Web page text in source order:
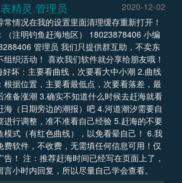
精灵.管理员
2020-12-02
常情况在我的设置里面清理缓存重新打开！
（注明钓鱼赶海地区） 18023878406 小编
管理员 我们只提供群互助，不卖东
组织活动！ 喜欢我们软件就分享给朋友哦！
好坏：主要看曲线，次要看大中小潮 2.曲线
根据位置，主要看最低点，次要看落差，最
准备涨潮 3.确实不知道什么时候去赶海就看
海（日期旁边的潮报）吧 4.河道潮汐需要自
进行调整，准不准看自己经验 5.赶海的不要
模式（有红色曲线），以免看晕自己！ 6.我
费软件，不收费，无需填任何信息可用！仅
告！ 注：推荐赶海时间已经写在页面上了，
言小时内回复，所以尽量自己学会查看。